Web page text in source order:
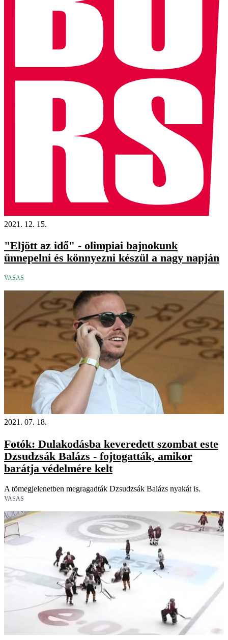
2021. 12. 15.
"Eljött az idő" - olimpiai bajnokunk
ünnepelni és könnyezni készül a nagy napján
VASAS
2021. 07. 18.
Fotók: Dulakodásba keveredett szombat este
Dzsudzsák Balázs - fojtogatták, amikor
barátja védelmére kelt
A tömegjelenetben megragadták Dzsudzsák Balázs nyakát is.
VASAS